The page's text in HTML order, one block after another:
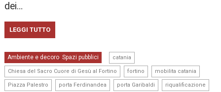
dei…
LEGGI TUTTO
Ambiente e decoro,Spazi pubblici catania
Chiesa del Sacro Cuore di Gesù al Fortino fortino mobilita catania
Piazza Palestro porta Ferdinandea porta Garibaldi riqualificazione